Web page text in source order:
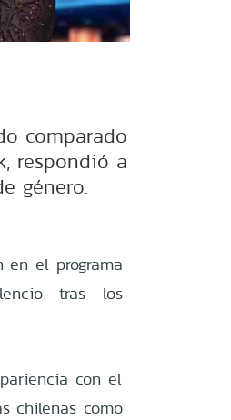
comparado
respondió a
género.
en el programa
tras los
con el
chilenas como